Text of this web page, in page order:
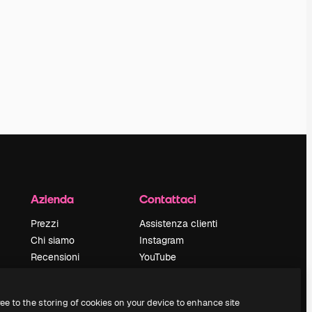
Azienda
Prezzi
Chi siamo
Recensioni
Blog
Contattaci
Assistenza clienti
Instagram
YouTube
Discord
to the storing of cookies on your device to enhance site